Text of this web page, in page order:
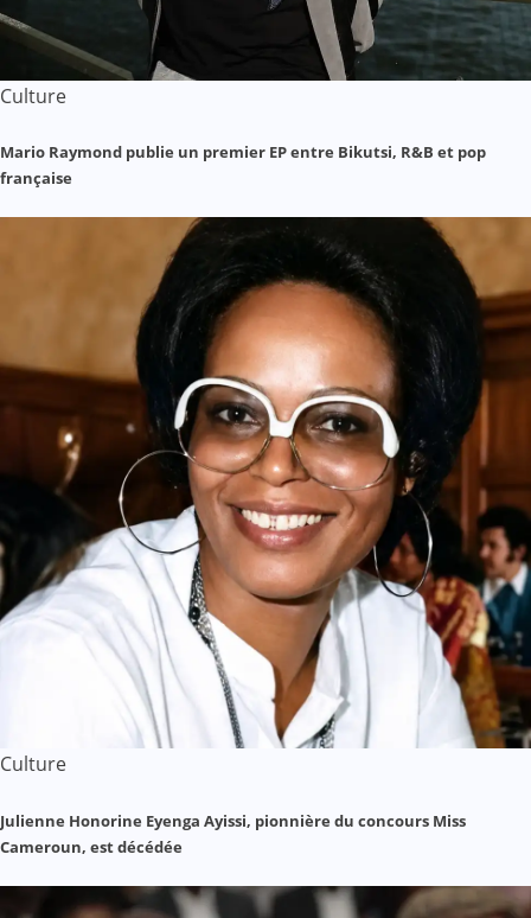
Culture
Mario Raymond publie un premier EP entre Bikutsi, R&B et pop
française
Culture
Julienne Honorine Eyenga Ayissi, pionnière du concours Miss
Cameroun, est décédée